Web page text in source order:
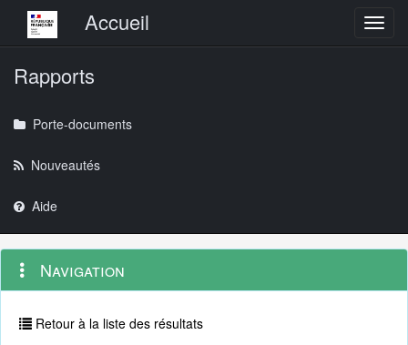
Menu principalAccueil
Rapports
Porte-documents
Nouveautés
Aide
Navigation
outils
Menu
contextuel
Navigation
Retour à la liste des résultats